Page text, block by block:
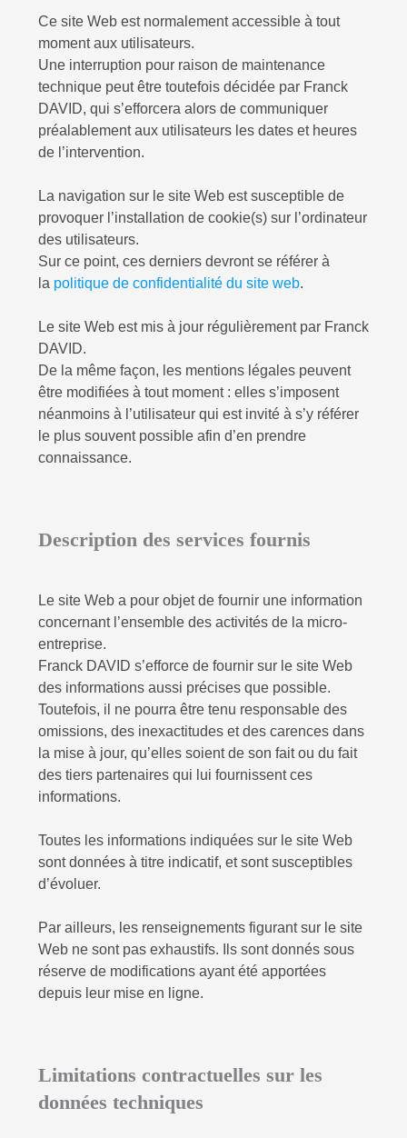
Ce site Web est normalement accessible à tout
moment aux utilisateurs.
Une interruption pour raison de maintenance
technique peut être toutefois décidée par Franck
DAVID, qui s’efforcera alors de communiquer
préalablement aux utilisateurs les dates et heures
de l’intervention.
La navigation sur le site Web est susceptible de
provoquer l’installation de cookie(s) sur l’ordinateur
des utilisateurs.
Sur ce point, ces derniers devront se référer à
la politique de confidentialité du site web.
Le site Web est mis à jour régulièrement par Franck
DAVID.
De la même façon, les mentions légales peuvent
être modifiées à tout moment : elles s’imposent
néanmoins à l’utilisateur qui est invité à s’y référer
le plus souvent possible afin d’en prendre
connaissance.
Description des services fournis
Le site Web a pour objet de fournir une information
concernant l’ensemble des activités de la micro-
entreprise.
Franck DAVID s’efforce de fournir sur le site Web
des informations aussi précises que possible.
Toutefois, il ne pourra être tenu responsable des
omissions, des inexactitudes et des carences dans
la mise à jour, qu’elles soient de son fait ou du fait
des tiers partenaires qui lui fournissent ces
informations.
Toutes les informations indiquées sur le site Web
sont données à titre indicatif, et sont susceptibles
d’évoluer.
Par ailleurs, les renseignements figurant sur le site
Web ne sont pas exhaustifs. Ils sont donnés sous
réserve de modifications ayant été apportées
depuis leur mise en ligne.
Limitations contractuelles sur les
données techniques